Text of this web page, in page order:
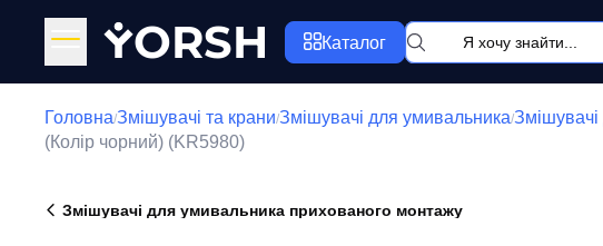
YORSH Каталог
Головна/Змішувачі та крани/Змішувачі для умивальника/
(Колір чорний) (KR5980)
Змішувачі для умивальника прихованого монтажу